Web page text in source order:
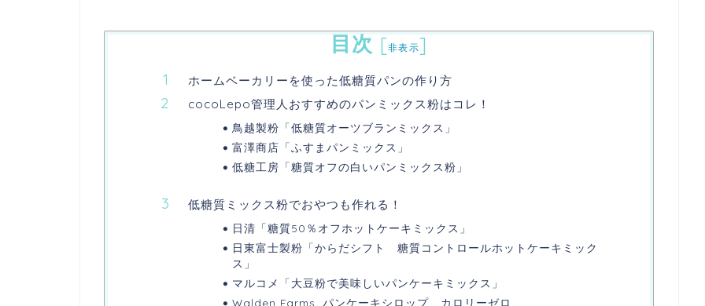
目次 [非表示]
ホームベーカリーを使った低糖質パンの作り方
cocoLepo管理人おすすめのパンミックス粉はコレ！
鳥越製粉「低糖質オーツブランミックス」
富澤商店「ふすまパンミックス」
低糖工房「糖質オフの白いパンミックス粉」
低糖質ミックス粉でおやつも作れる！
日清「糖質50％オフホットケーキミックス」
日東富士製粉「からだシフト 糖質コントロールホットケーキミック
ス」
マルコメ「大豆粉で美味しいパンケーキミックス」
Walden Farms, パンケーキシロップ、カロリーゼロ